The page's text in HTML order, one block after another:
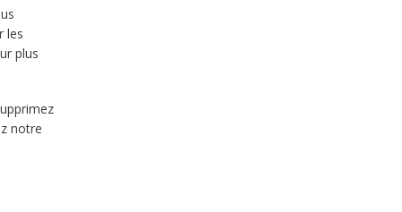
les
plus
notre